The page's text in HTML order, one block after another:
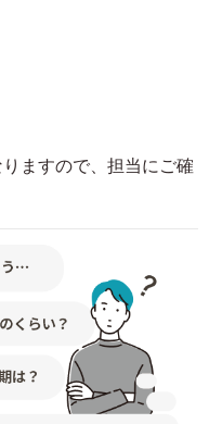
ますので、担当にご確